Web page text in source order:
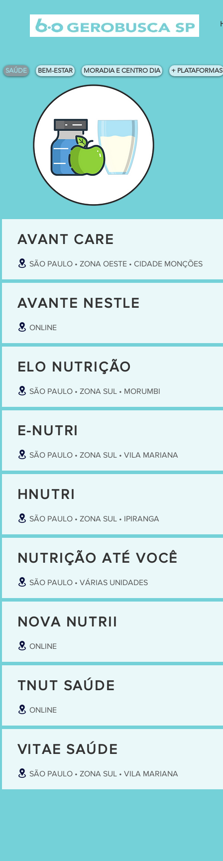
SAÚDE BEM-ESTAR MORADIA E CENTRO DIA + PLATAFORMAS
AVANT CARE
SÃO PAULO • ZONA OESTE • CIDADE MONÇÕES
AVANTE NESTLE
ONLINE
ELO NUTRIÇÃO
SÃO PAULO • ZONA SUL • MORUMBI
E-NUTRI
SÃO PAULO • ZONA SUL • VILA MARIANA
HNUTRI
SÃO PAULO • ZONA SUL • IPIRANGA
NUTRIÇÃO ATÉ VOCÊ
SÃO PAULO • VÁRIAS UNIDADES
NOVA NUTRII
ONLINE
TNUT SAÚDE
ONLINE
VITAE SAÚDE
SÃO PAULO • ZONA SUL • VILA MARIANA